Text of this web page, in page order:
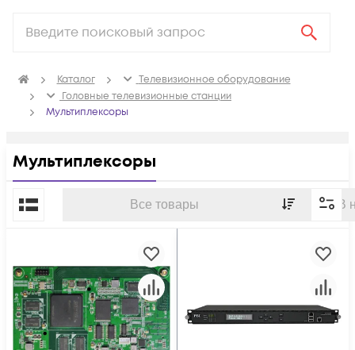
Каталог
Телевизионное оборудование
Головные телевизионные станции
Мультиплексоры
Мультиплексоры
Все товары В
По популярности